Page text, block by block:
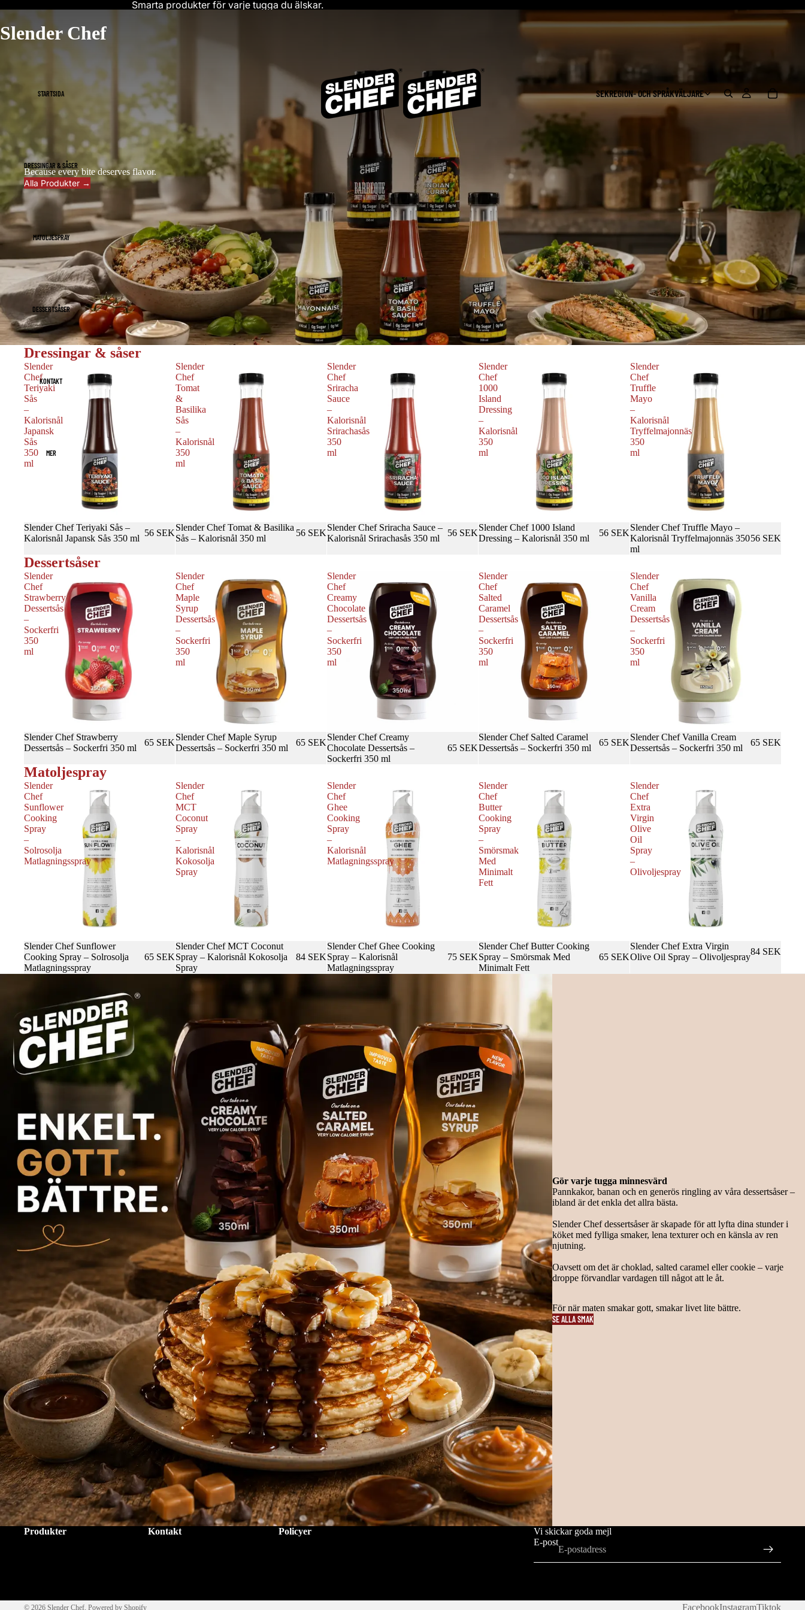
Smarta produkter för varje tugga du älskar.
Slender Chef
STARTSIDA
DRESSINGAR & SÅSER
MATOLJESPRAY
DESSERTSÅSER
KONTAKT
MER
SEKREGION- OCH SPRÅKVÄLJARE
Because every bite deserves flavor.
Alla Produkter →
Dressingar & såser
Slender
Chef
Teriyaki
Sås
–
Kalorisnål
Japansk
Sås
350
ml
Slender Chef Teriyaki Sås –
Kalorisnål Japansk Sås 350 ml
56 SEK
Slender
Chef
Tomat
&
Basilika
Sås
–
Kalorisnål
350
ml
Slender Chef Tomat & Basilika
Sås – Kalorisnål 350 ml
56 SEK
Slender
Chef
Sriracha
Sauce
–
Kalorisnål
Srirachasås
350
ml
Slender Chef Sriracha Sauce –
Kalorisnål Srirachasås 350 ml
56 SEK
Slender
Chef
1000
Island
Dressing
–
Kalorisnål
350
ml
Slender Chef 1000 Island
Dressing – Kalorisnål 350 ml
56 SEK
Slender
Chef
Truffle
Mayo
–
Kalorisnål
Tryffelmajonnäs
350
ml
Slender Chef Truffle Mayo –
Kalorisnål Tryffelmajonnäs 350
ml
56 SEK
Dessertsåser
Slender
Chef
Strawberry
Dessertsås
–
Sockerfri
350
ml
Slender Chef Strawberry
Dessertsås – Sockerfri 350 ml
65 SEK
Slender
Chef
Maple
Syrup
Dessertsås
–
Sockerfri
350
ml
Slender Chef Maple Syrup
Dessertsås – Sockerfri 350 ml
65 SEK
Slender
Chef
Creamy
Chocolate
Dessertsås
–
Sockerfri
350
ml
Slender Chef Creamy
Chocolate Dessertsås –
Sockerfri 350 ml
65 SEK
Slender
Chef
Salted
Caramel
Dessertsås
–
Sockerfri
350
ml
Slender Chef Salted Caramel
Dessertsås – Sockerfri 350 ml
65 SEK
Slender
Chef
Vanilla
Cream
Dessertsås
–
Sockerfri
350
ml
Slutsåld
Slender Chef Vanilla Cream
Dessertsås – Sockerfri 350 ml
65 SEK
Matoljespray
Slender
Chef
Sunflower
Cooking
Spray
–
Solrosolja
Matlagningsspray
Slender Chef Sunflower
Cooking Spray – Solrosolja
Matlagningsspray
65 SEK
Slender
Chef
MCT
Coconut
Spray
–
Kalorisnål
Kokosolja
Spray
Slender Chef MCT Coconut
Spray – Kalorisnål Kokosolja
Spray
84 SEK
Slender
Chef
Ghee
Cooking
Spray
–
Kalorisnål
Matlagningsspray
Slender Chef Ghee Cooking
Spray – Kalorisnål
Matlagningsspray
75 SEK
Slender
Chef
Butter
Cooking
Spray
–
Smörsmak
Med
Minimalt
Fett
Slender Chef Butter Cooking
Spray – Smörsmak Med
Minimalt Fett
65 SEK
Slender
Chef
Extra
Virgin
Olive
Oil
Spray
–
Olivoljespray
Slender Chef Extra Virgin
Olive Oil Spray – Olivoljespray
84 SEK
Gör varje tugga minnesvärd
Pannkakor, banan och en generös ringling av våra dessertsåser –
ibland är det enkla det allra bästa.
Slender Chef dessertsåser är skapade för att lyfta dina stunder i
köket med fylliga smaker, lena texturer och en känsla av ren
njutning.
Oavsett om det är choklad, salted caramel eller cookie – varje
droppe förvandlar vardagen till något att le åt.
För när maten smakar gott, smakar livet lite bättre.
SE ALLA SMAK
Produkter
Kontakt
Policyer
Vi skickar goda mejl
E-post
© 2026 Slender Chef, Powered by Shopify FacebookInstagramTiktok